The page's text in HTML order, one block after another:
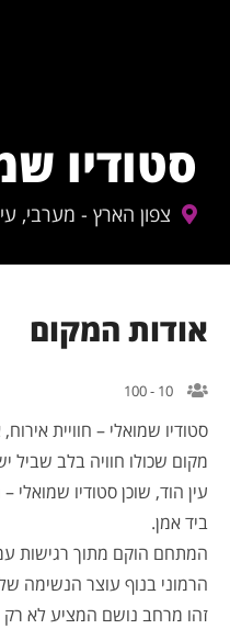
סטודיו
צפון הארץ - מערבי,
אודות המקום
10 - 100
סטודיו שמואלי – חוויית
מקום שכולו חוויה בלב שביל
עין הוד, שוכן סטודיו שמואלי
ביד אמן.
המתחם הוקם מתוך רגישות
הרמוני בנוף עוצר הנשימה
זהו מרחב נושם המציע לא רק